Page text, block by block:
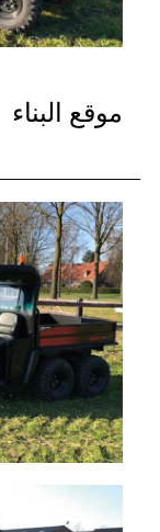
موقع البناء